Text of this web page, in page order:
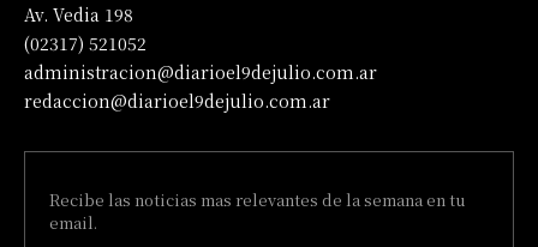
Av. Vedia 198
(02317) 521052
administracion@diarioel9dejulio.com.ar
redaccion@diarioel9dejulio.com.ar
Recibe las noticias mas relevantes de la semana en tu
email.